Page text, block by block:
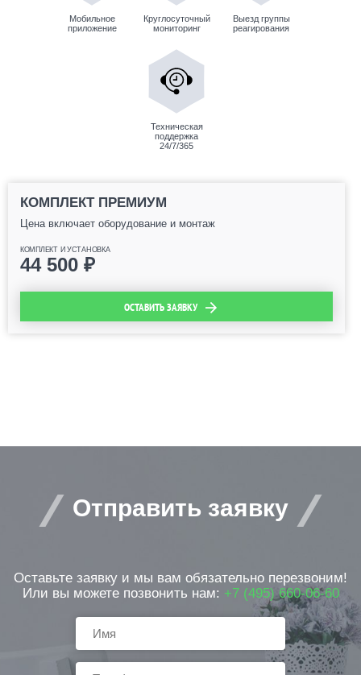
Мобильное
приложение
Круглосуточный
мониторинг
Выезд группы
реагирования
Техническая
поддержка
24/7/365
КОМПЛЕКТ ПРЕМИУМ
Цена включает оборудование и монтаж
КОМПЛЕКТ И УСТАНОВКА
44 500 ₽
ОСТАВИТЬ ЗАЯВКУ
Отправить заявку
Оставьте заявку и мы вам обязательно перезвоним!
Или вы можете позвонить нам: +7 (495) 660-06-60